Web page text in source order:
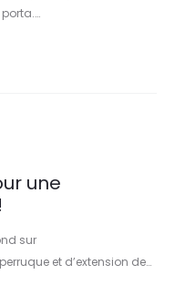
une
sur
et d’extension de…